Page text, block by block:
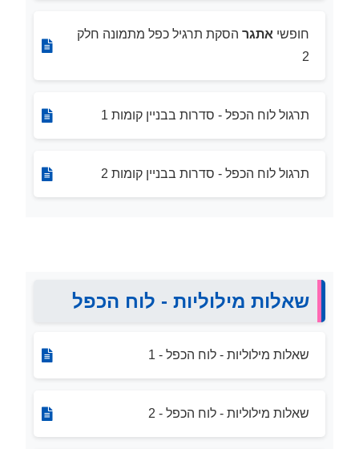
חופשיאתגר הסקת תרגיל כפל מתמונה חלק
2
תרגול לוח הכפל - סדרות בבניין קומות 1
תרגול לוח הכפל - סדרות בבניין קומות 2
שאלות מילוליות - לוח הכפל
שאלות מילוליות - לוח הכפל - 1
שאלות מילוליות - לוח הכפל - 2